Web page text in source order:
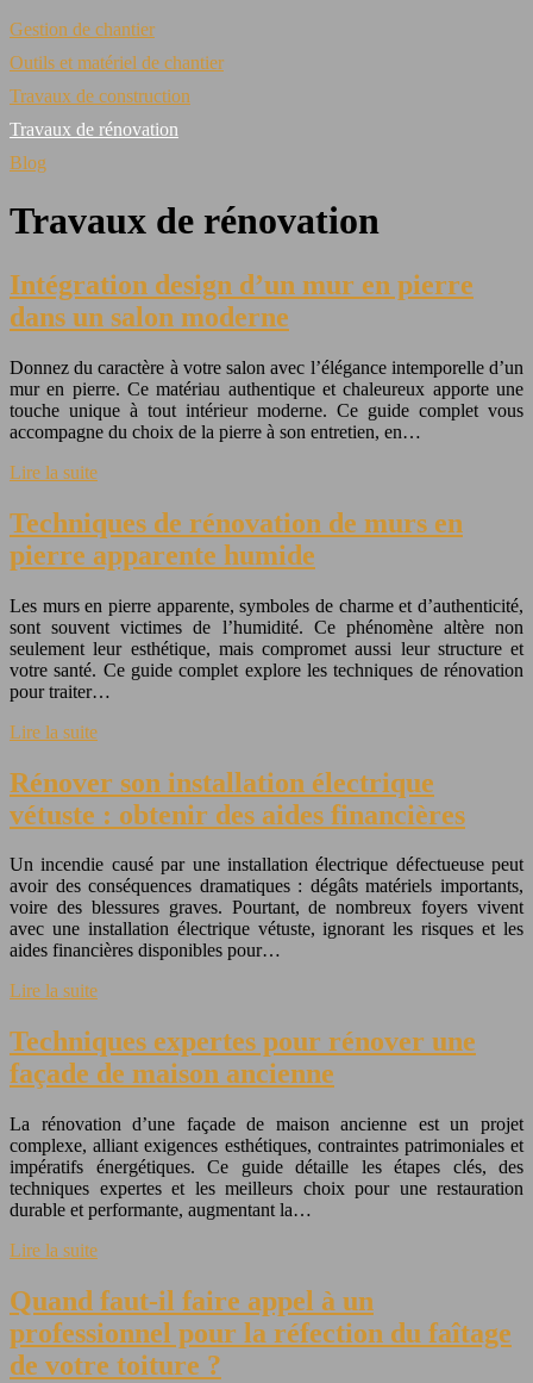
Gestion de chantier
Outils et matériel de chantier
Travaux de construction
Travaux de rénovation
Blog
Travaux de rénovation
Intégration design d’un mur en pierre
dans un salon moderne
Donnez du caractère à votre salon avec l’élégance intemporelle d’un
mur en pierre. Ce matériau authentique et chaleureux apporte une
touche unique à tout intérieur moderne. Ce guide complet vous
accompagne du choix de la pierre à son entretien, en…
Lire la suite
Techniques de rénovation de murs en
pierre apparente humide
Les murs en pierre apparente, symboles de charme et d’authenticité,
sont souvent victimes de l’humidité. Ce phénomène altère non
seulement leur esthétique, mais compromet aussi leur structure et
votre santé. Ce guide complet explore les techniques de rénovation
pour traiter…
Lire la suite
Rénover son installation électrique
vétuste : obtenir des aides financières
Un incendie causé par une installation électrique défectueuse peut
avoir des conséquences dramatiques : dégâts matériels importants,
voire des blessures graves. Pourtant, de nombreux foyers vivent
avec une installation électrique vétuste, ignorant les risques et les
aides financières disponibles pour…
Lire la suite
Techniques expertes pour rénover une
façade de maison ancienne
La rénovation d’une façade de maison ancienne est un projet
complexe, alliant exigences esthétiques, contraintes patrimoniales et
impératifs énergétiques. Ce guide détaille les étapes clés, des
techniques expertes et les meilleurs choix pour une restauration
durable et performante, augmentant la…
Lire la suite
Quand faut-il faire appel à un
professionnel pour la réfection du faîtage
de votre toiture ?